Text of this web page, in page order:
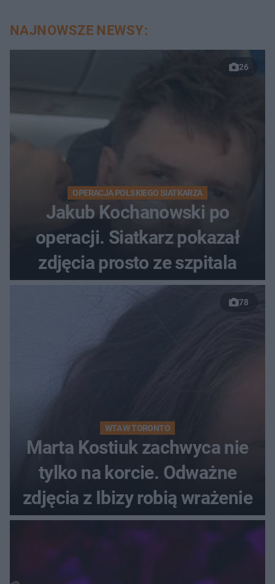
NAJNOWSZE NEWSY:
26
OPERACJA POLSKIEGO SIATKARZA
Jakub Kochanowski po
operacji. Siatkarz pokazał
zdjęcia prosto ze szpitala
78
WTA W TORONTO
Marta Kostiuk zachwyca nie
tylko na korcie. Odważne
zdjęcia z Ibizy robią wrażenie